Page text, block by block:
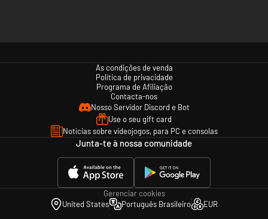
As condições de venda
Política de privacidade
Programa de Afiliação
Contacta-nos
Nosso Servidor Discord e Bot
Use o seu gift card
Notícias sobre videojogos, para PC e consolas
Junta-te à nossa comunidade
Gerenciar cookies
United States
Português Brasileiro EUR